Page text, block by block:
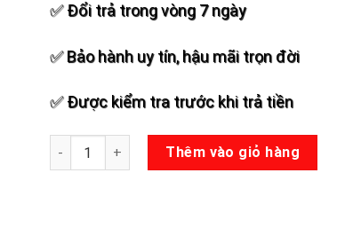
✅ Đổi trả trong vòng 7 ngày
✅ Bảo hành uy tín, hậu mãi trọn đời
✅ Được kiểm tra trước khi trả tiền
Loa kéo Sansui A15-66 số lượng
Thêm vào giỏ hàng